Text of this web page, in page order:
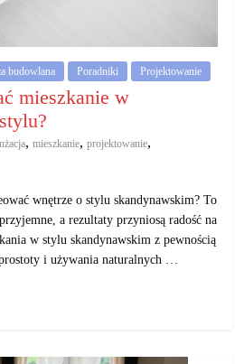
budowlana Poradniki Projektowanie
mieszkanie w
, mieszkanie, projektowanie,
wnętrze o stylu skandynawskim? To
a rezultaty przyniosą radość na
w stylu skandynawskim z pewnością
i używania naturalnych …